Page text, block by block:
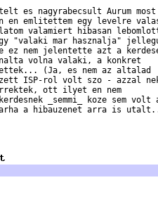
es nagyrabecsult Aurum
en emlitettem egy levelre
valamiert hibasan
"valaki mar hasznalja"
ez nem jelentette azt a
volna valaki, a konkret
(Ja, es nem az altalad
ISP-rol volt szo - azzal
ott ilyet en nem
_semmi_ koze sem
barha a hibauzenet arra is